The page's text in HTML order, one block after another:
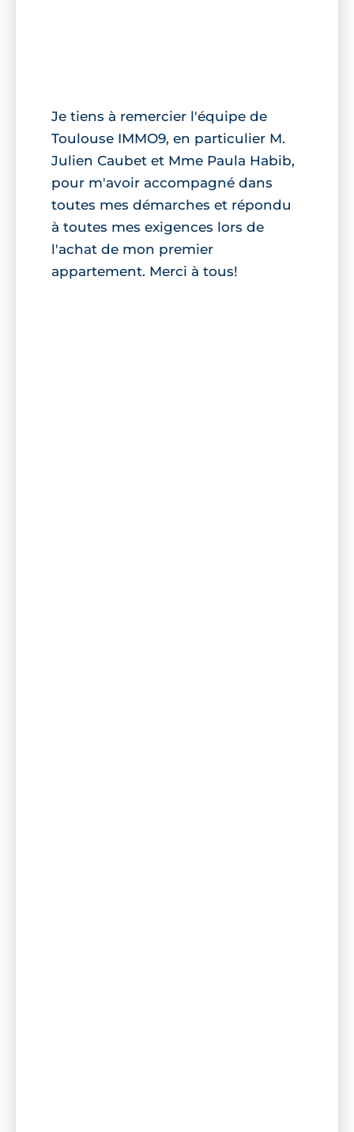
Je tiens à remercier l'équipe de
Toulouse IMMO9, en particulier M.
Julien Caubet et Mme Paula Habib,
pour m'avoir accompagné dans
toutes mes démarches et répondu
à toutes mes exigences lors de
l'achat de mon premier
appartement. Merci à tous!